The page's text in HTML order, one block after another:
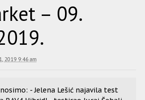
– 09.
2019 9:46 am
- Jelena Lešić najavila test